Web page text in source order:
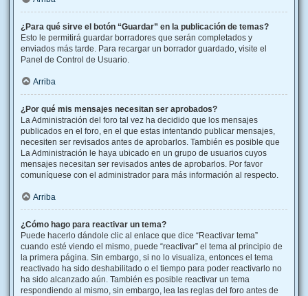
¿Para qué sirve el botón “Guardar” en la publicación de temas?
Esto le permitirá guardar borradores que serán completados y
enviados más tarde. Para recargar un borrador guardado, visite el
Panel de Control de Usuario.
Arriba
¿Por qué mis mensajes necesitan ser aprobados?
La Administración del foro tal vez ha decidido que los mensajes
publicados en el foro, en el que estas intentando publicar mensajes,
necesiten ser revisados antes de aprobarlos. También es posible que
La Administración le haya ubicado en un grupo de usuarios cuyos
mensajes necesitan ser revisados antes de aprobarlos. Por favor
comuníquese con el administrador para más información al respecto.
Arriba
¿Cómo hago para reactivar un tema?
Puede hacerlo dándole clic al enlace que dice “Reactivar tema”
cuando esté viendo el mismo, puede “reactivar” el tema al principio de
la primera página. Sin embargo, si no lo visualiza, entonces el tema
reactivado ha sido deshabilitado o el tiempo para poder reactivarlo no
ha sido alcanzado aún. También es posible reactivar un tema
respondiendo al mismo, sin embargo, lea las reglas del foro antes de